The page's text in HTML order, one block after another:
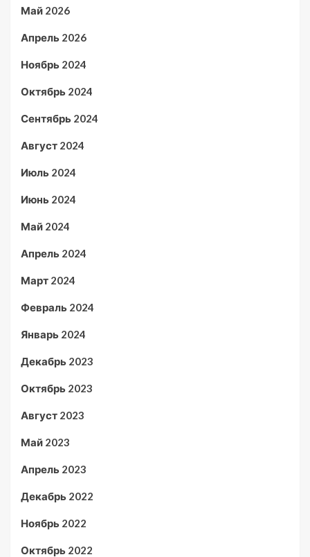
Май 2026
Апрель 2026
Ноябрь 2024
Октябрь 2024
Сентябрь 2024
Август 2024
Июль 2024
Июнь 2024
Май 2024
Апрель 2024
Март 2024
Февраль 2024
Январь 2024
Декабрь 2023
Октябрь 2023
Август 2023
Май 2023
Апрель 2023
Декабрь 2022
Ноябрь 2022
Октябрь 2022